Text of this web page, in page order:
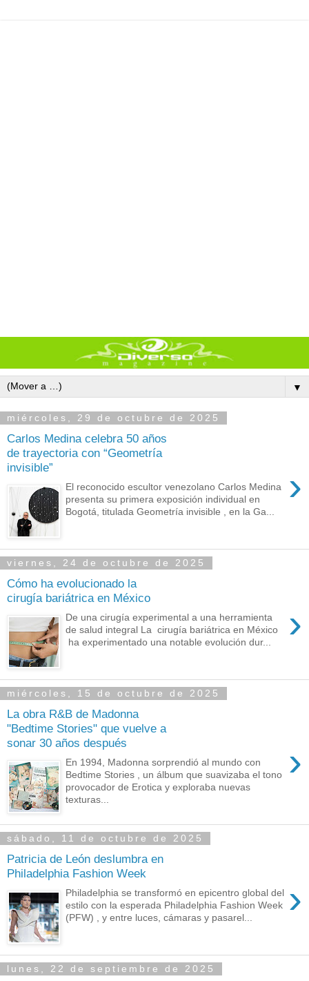
▼
miércoles, 29 de octubre de 2025
Carlos Medina celebra 50 años
de trayectoria con “Geometría
invisible”
›
El reconocido escultor venezolano Carlos Medina
presenta su primera exposición individual en
Bogotá, titulada Geometría invisible , en la Ga...
viernes, 24 de octubre de 2025
Cómo ha evolucionado la
cirugía bariátrica en México
›
De una cirugía experimental a una herramienta
de salud integral La cirugía bariátrica en México
ha experimentado una notable evolución dur...
miércoles, 15 de octubre de 2025
La obra R&B de Madonna
"Bedtime Stories" que vuelve a
sonar 30 años después
›
En 1994, Madonna sorprendió al mundo con
Bedtime Stories , un álbum que suavizaba el tono
provocador de Erotica y exploraba nuevas
texturas...
sábado, 11 de octubre de 2025
Patricia de León deslumbra en
Philadelphia Fashion Week
›
Philadelphia se transformó en epicentro global del
estilo con la esperada Philadelphia Fashion Week
(PFW) , y entre luces, cámaras y pasarel...
lunes, 22 de septiembre de 2025